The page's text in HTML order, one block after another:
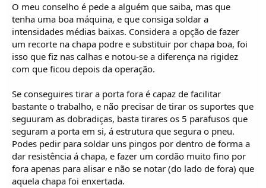
O meu conselho é pede a alguém que saiba, mas que
tenha uma boa máquina, e que consiga soldar a
intensidades médias baixas. Considera a opção de fazer
um recorte na chapa podre e substituir por chapa boa, foi
isso que fiz nas calhas e notou-se a diferença na rigidez
com que ficou depois da operação.
Se conseguires tirar a porta fora é capaz de facilitar
bastante o trabalho, e não precisar de tirar os suportes que
seguuram as dobradiças, basta tirares os 5 parafusos que
seguram a porta em si, á estrutura que segura o pneu.
Podes pedir para soldar uns pingos por dentro de forma a
dar resistência á chapa, e fazer um cordão muito fino por
fora apenas para alisar e não se notar (do lado de fora) que
aquela chapa foi enxertada.